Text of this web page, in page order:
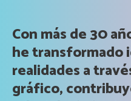
Con más de 30
he transformado
realidades a
gráfico,